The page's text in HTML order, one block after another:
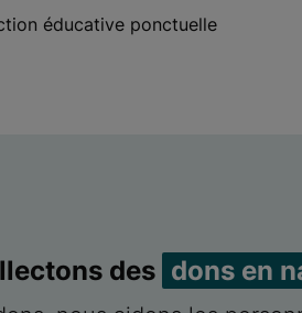
éducative ponctuelle
des dons en